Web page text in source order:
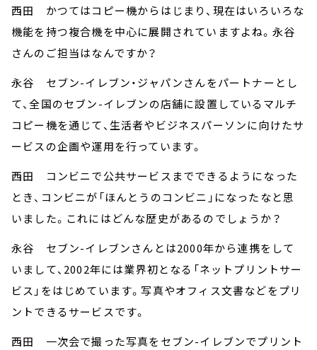
西田 かつてはコピー機からはじまり、現在はいろいろな
機能を持つ複合機を中心に展開されていますよね。永谷
さんのご担当はなんですか？
永谷 セブン-イレブン・ジャパンさんをパートナーとし
て、全国のセブン-イレブンの店舗に設置しているマルチ
コピー機を通じて、生活者やビジネスパーソンに向けたサ
ービスの企画や運用を行っています。
西田 コンビニで公共サービスまでできるようになった
とき、コンビニが「ほんとうのコンビニ」になったなと思
いました。これにはどんな歴史があるのでしょうか？
永谷 セブン-イレブンさんとは2000年から連携をして
いまして、2002年には業界初となる「ネットプリントサー
ビス」をはじめています。写真やオフィス文書などをプリ
ントできるサービスです。
西田 一次会で撮った写真をセブン-イレブンでプリント